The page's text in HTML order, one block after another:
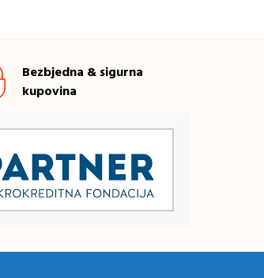
Bezbjedna & sigurna
kupovina